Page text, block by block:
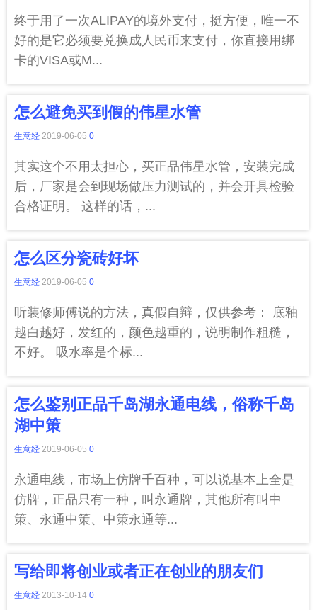
终于用了一次ALIPAY的境外支付，挺方便，唯一不
好的是它必须要兑换成人民币来支付，你直接用绑
卡的VISA或M...
怎么避免买到假的伟星水管
生意经 2019-06-05 0
其实这个不用太担心，买正品伟星水管，安装完成
后，厂家是会到现场做压力测试的，并会开具检验
合格证明。 这样的话，...
怎么区分瓷砖好坏
生意经 2019-06-05 0
听装修师傅说的方法，真假自辩，仅供参考： 底釉
越白越好，发红的，颜色越重的，说明制作粗糙，
不好。 吸水率是个标...
怎么鉴别正品千岛湖永通电线，俗称千岛
湖中策
生意经 2019-06-05 0
永通电线，市场上仿牌千百种，可以说基本上全是
仿牌，正品只有一种，叫永通牌，其他所有叫中
策、永通中策、中策永通等...
写给即将创业或者正在创业的朋友们
生意经 2013-10-14 0